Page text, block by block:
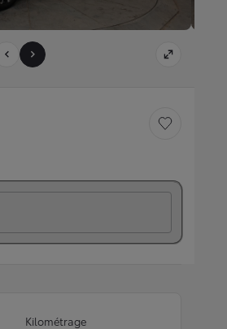
Sauvegarder le
Kilométrage